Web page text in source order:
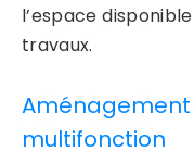
l’espace
travaux.
multifonction